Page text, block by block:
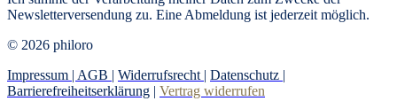
Newsletterversendung zu. Eine Abmeldung ist jederzeit möglich.
© 2026 philoro
Impressum | AGB | Widerrufsrecht | Datenschutz |
Barrierefreiheitserklärung | Vertrag widerrufen